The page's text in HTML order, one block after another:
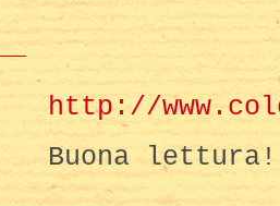
http://
Buona lettura!